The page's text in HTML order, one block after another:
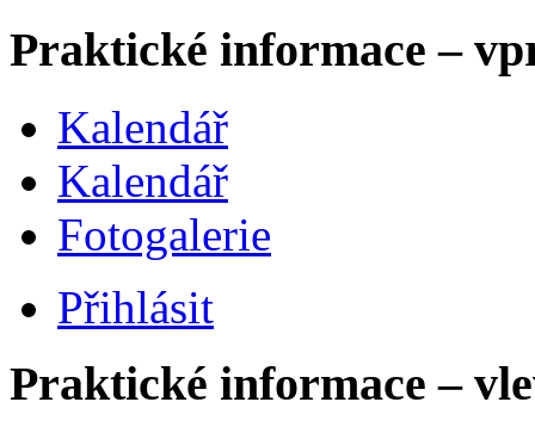
Praktické informace –
Kalendář
Kalendář
Fotogalerie
Přihlásit
Praktické informace –